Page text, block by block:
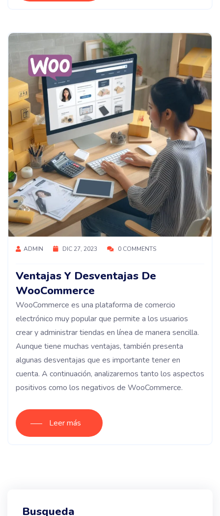
ADMIN DIC 27, 2023 0 COMMENTS
Ventajas Y Desventajas De
WooCommerce
WooCommerce es una plataforma de comercio
electrónico muy popular que permite a los usuarios
crear y administrar tiendas en línea de manera sencilla.
Aunque tiene muchas ventajas, también presenta
algunas desventajas que es importante tener en
cuenta. A continuación, analizaremos tanto los aspectos
positivos como los negativos de WooCommerce.
Leer más
Busqueda